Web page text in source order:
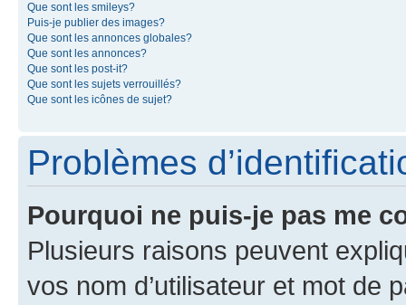
Que sont les smileys?
Puis-je publier des images?
Que sont les annonces globales?
Que sont les annonces?
Que sont les post-it?
Que sont les sujets verrouillés?
Que sont les icônes de sujet?
Problèmes
Pourquoi ne puis-je pas me
Plusieurs raisons peuvent
vos nom d’utilisateur et mot de